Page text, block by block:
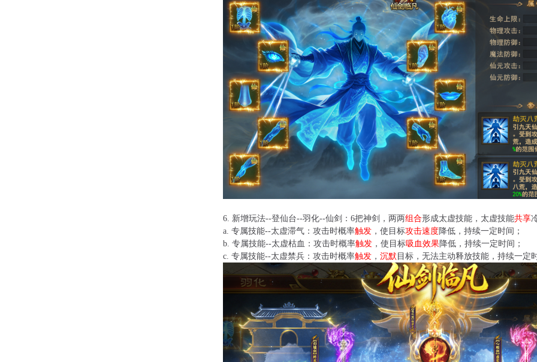
6. 新增玩法--登仙台--羽化--仙剑：6把神剑，两两组合形成太虚技能，太虚技能共享
a. 专属技能--太虚滞气：攻击时概率触发 ，使目标攻击速度降低，持续一定时间；
b. 专属技能--太虚枯血：攻击时概率触发 ，使目标吸血效果降低，持续一定时间；
c. 专属技能--太虚禁兵：攻击时概率触发 ， 沉默 目标，无法主动释放技能，持续一定